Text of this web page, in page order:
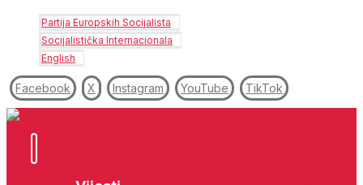
Partija Europskih Socijalista
Socijalistička Internacionala
English
Facebook X Instagram YouTube TikTok